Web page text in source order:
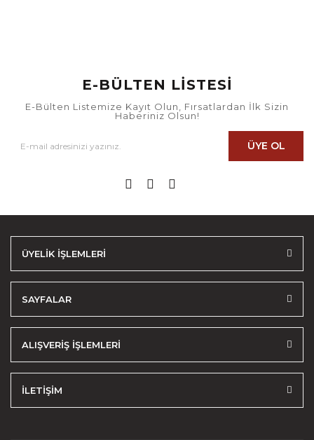
E-BÜLTEN LİSTESİ
E-Bülten Listemize Kayıt Olun, Fırsatlardan İlk Sizin
Haberiniz Olsun!
ÜYE OL
ÜYELİK İŞLEMLERİ
SAYFALAR
ALIŞVERİŞ İŞLEMLERİ
İLETİŞİM